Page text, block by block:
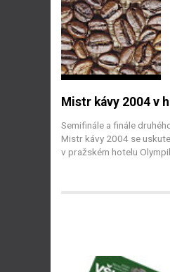
Mistr kávy 2004 v
Semifinále a finále
Mistr kávy 2004 se
v pražském hotelu